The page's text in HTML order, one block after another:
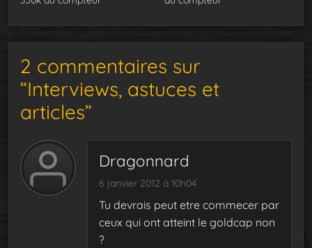
2 commentaires sur
“Interviews, astuces et
articles”
Dragonnard
6 janvier 2012 à 10h04
Tu devrais peut etre commecer par
ceux qui ont atteint le goldcap non
?